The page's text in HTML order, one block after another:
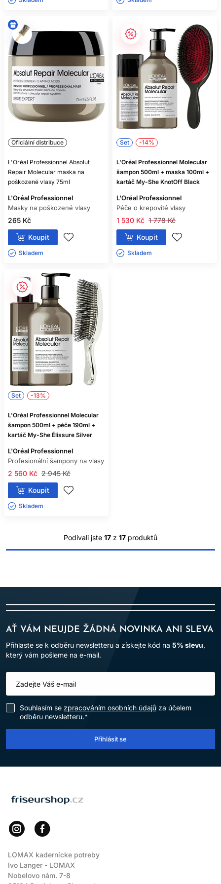
Oficiální distribuce
L'Oréal Professionnel Absolut
Repair Molecular maska na
poškozené vlasy 75ml
L'Oréal Professionnel
Masky na poškozené vlasy
265 Kč
Koupit
Skladem ㅤ
Set -14%
L'Oréal Professionnel Molecular
šampon 500ml + maska 100ml +
kartáč My-She KnotOff Black
L'Oréal Professionnel
Péče o krepovité vlasy
1 778 Kč
1 530 Kč
Koupit
Skladem ㅤ
Set -13%
L'Oréal Professionnel Molecular
šampon 500ml + péče 190ml +
kartáč My-She Élissure Silver
L'Oréal Professionnel
Profesionální šampony na vlasy
2 945 Kč
2 560 Kč
Koupit
Skladem ㅤ
Podívali jste 17 z 17 produktů
AŤ VÁM NEUJDE ŽÁDNÁ NOVINKA ANI SLEVA
Přihlaste se k odběru newsletteru a získejte kód na 5% slevu,
který vám pošleme na e-mail.
Souhlasím se zpracováním osobních údajů za účelem
odběru newsletteru.*
Přihlásit se
LOMAX kadernícke potreby
Ivo Langer - LOMAX
Nobelovo nám. 7-8